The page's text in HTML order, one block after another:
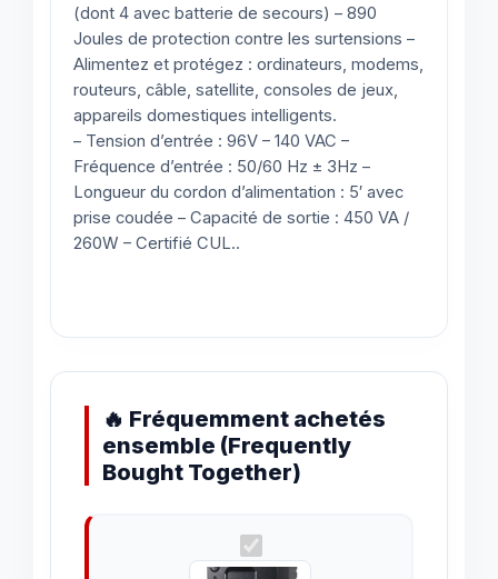
(dont 4 avec batterie de secours) – 890
Joules de protection contre les surtensions –
Alimentez et protégez : ordinateurs, modems,
routeurs, câble, satellite, consoles de jeux,
appareils domestiques intelligents.
– Tension d’entrée : 96V – 140 VAC –
Fréquence d’entrée : 50/60 Hz ± 3Hz –
Longueur du cordon d’alimentation : 5′ avec
prise coudée – Capacité de sortie : 450 VA /
260W – Certifié CUL..
🔥 Fréquemment achetés
ensemble (Frequently
Bought Together)